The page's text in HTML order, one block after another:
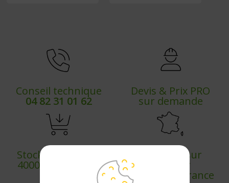
Conseil technique
04 82 31 01 62
Devis & Prix PRO
sur demande
Stock permanent
4000+ références
Livraison sur
chantier
partout en France